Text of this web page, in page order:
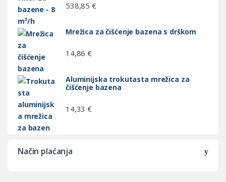
538,85€
Mrežica za čišćenje bazena s drškom
14,86€
Aluminijska trokutasta mrežica za
čišćenje bazena
14,33€
Način plaćanja